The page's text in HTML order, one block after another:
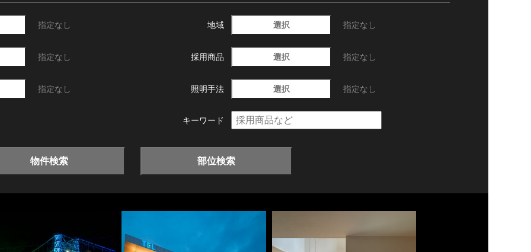
指定なし 地域 選択 指定なし
指定なし 採用商品 選択 指定なし
指定なし 照明手法 選択 指定なし
キーワード
物件検索 部位検索